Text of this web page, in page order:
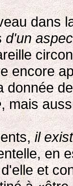
dans
d'un
encore
donnée
, mais
il
en
et